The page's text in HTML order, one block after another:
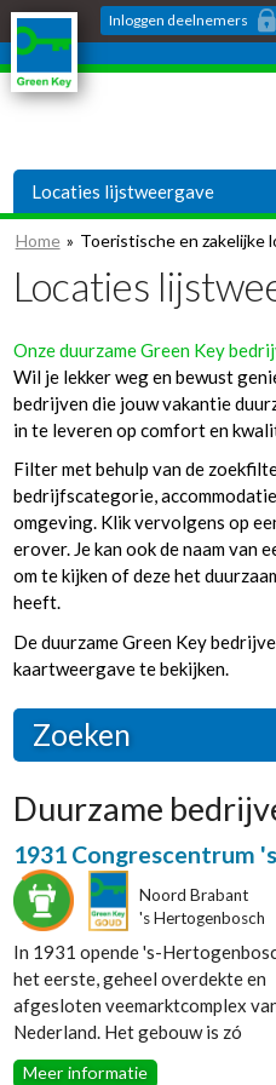
Skip
links
Jump
to
Jump
to
the
navigation
Inloggen deelnemers
Locaties lijstweergave
Home Toeristische en zakelijke
Locaties
Onze duurzame Green Key
Wil je lekker weg en bewust
bedrijven die jouw vakantie
in te leveren op comfort en
Filter met behulp van de
bedrijfscategorie,
omgeving. Klik vervolgens op
erover. Je kan ook de naam van
om te kijken of deze het
heeft.
De duurzame Green Key
kaartweergave te bekijken.
Zoeken
Bungalowpark
Camping
Conferentiecentrum
Hotel
Kleine accommodatie
Restaurant
Duurzame
1931 Congrescentrum
Noord Brabant
's Hertogenbosch
In 1931 opende 's-
het eerste, geheel overdekte en
afgesloten veemarktcomplex
Nederland. Het gebouw is zó
bijzonder dat het op de lijst
Meer informatie
Locaties op een kaart